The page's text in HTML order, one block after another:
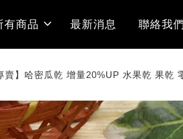
有商品 最新消息 聯絡我們
賣】哈密瓜乾 增量20%UP 水果乾 果乾